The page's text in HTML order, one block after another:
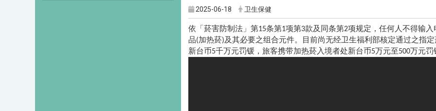
2025-06-18 卫生保健
依「菸害防制法」第15条第1项第3款及同条第2项规定，任何人不得输
品(加热菸)及其必要之组合元件。目前尚无经卫生福利部核定通过之指
新台币5千万元罚锾，旅客携带加热菸入境者处新台币5万元至500万元罚